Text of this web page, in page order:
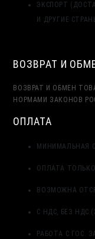
ЭКСПОРТ
И ДРУГИЕ
ВОЗВРАТ И
ВОЗВРАТ И ОБМЕН
НОРМАМИ ЗАКОНОВ
ОПЛАТА
МИНИМАЛЬНАЯ
ОПЛАТА
ВОЗМОЖНА
С НДС, БЕЗ НДС
РАБОТА С ГОС.